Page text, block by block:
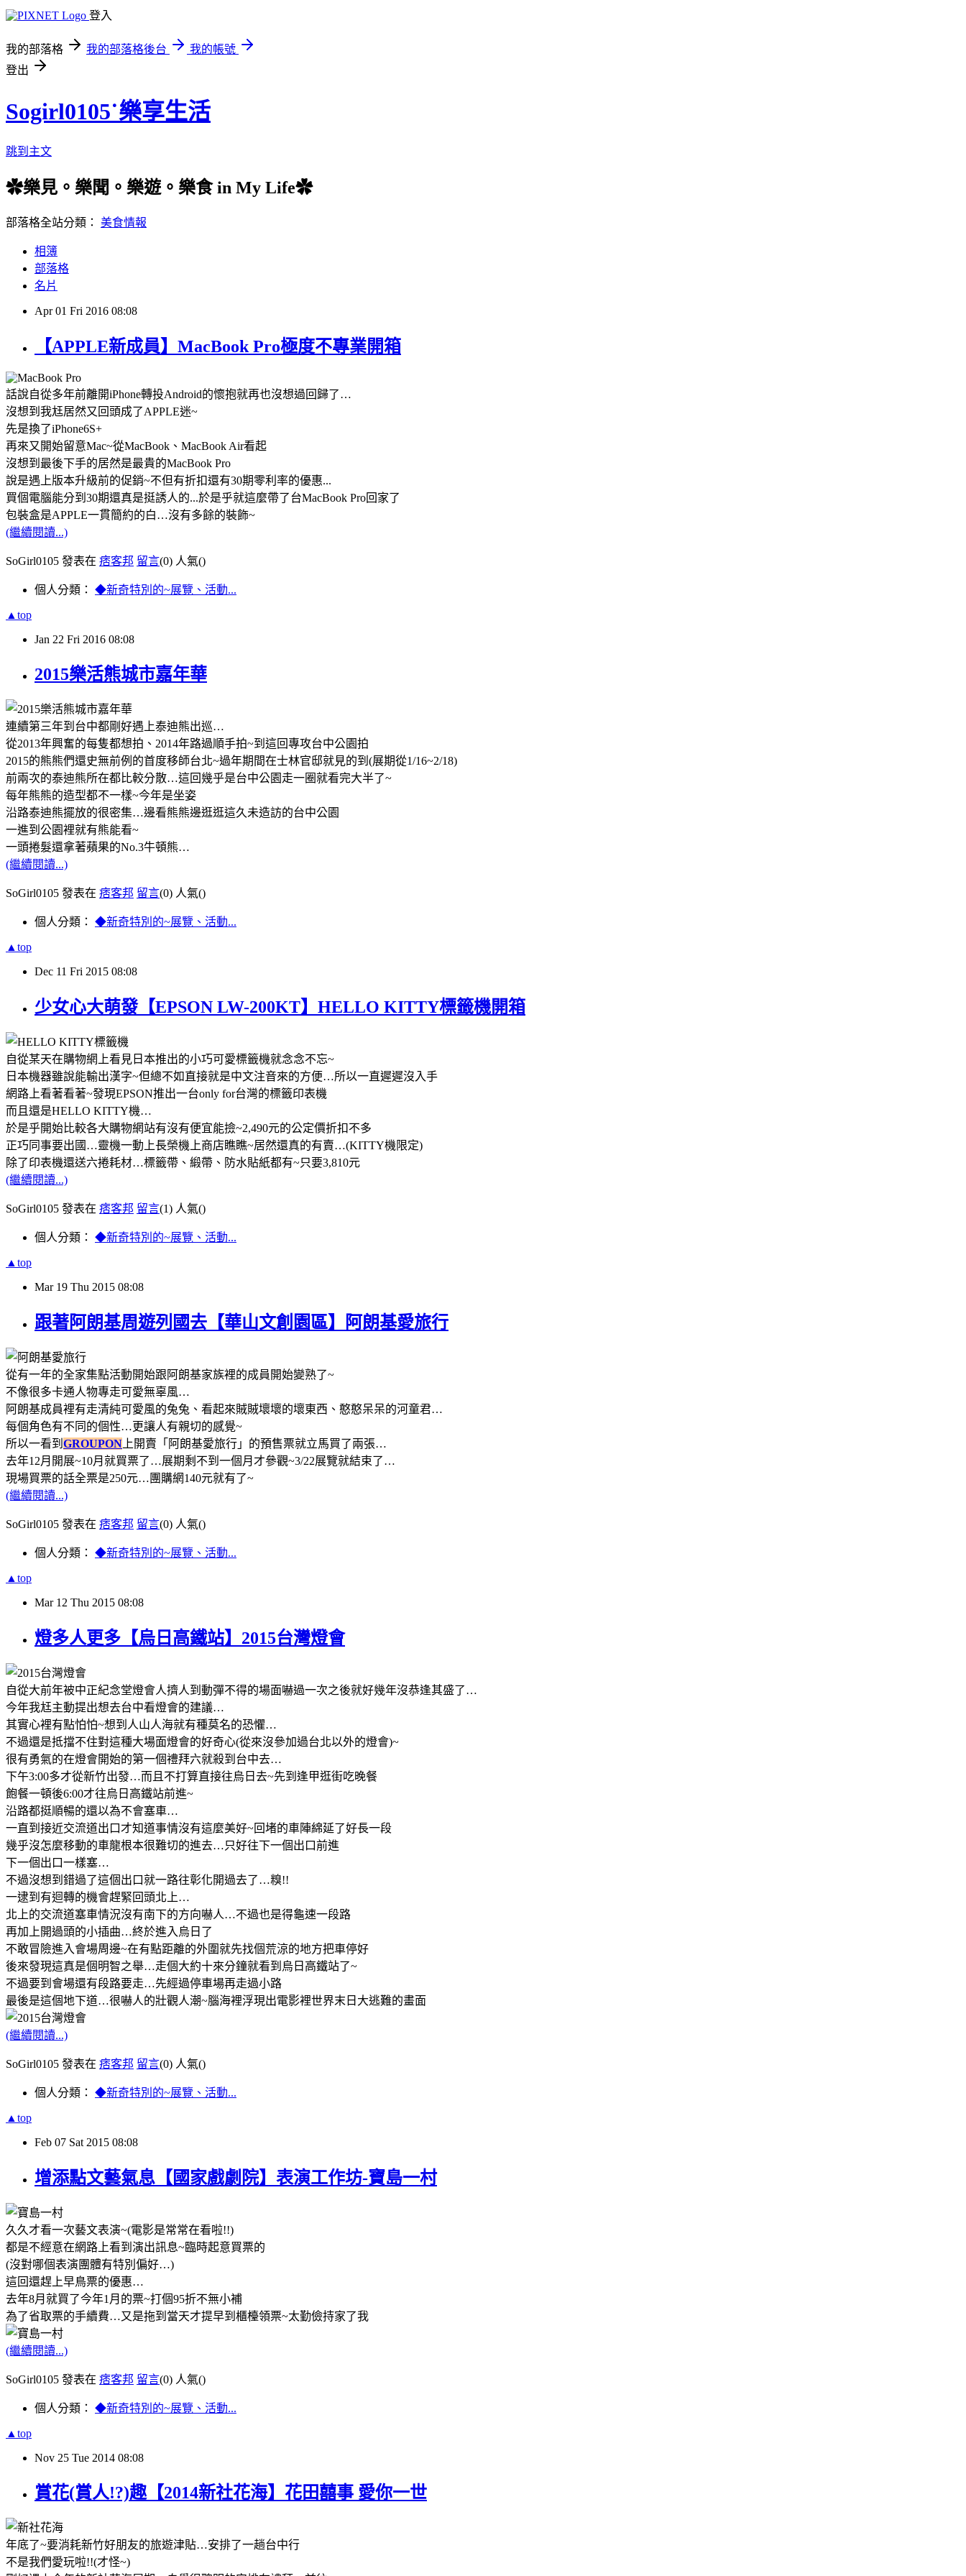
登入
我的部落格 我的部落格後台
我的帳號
登出
Sogirl0105˙樂享生活
跳到主文
✿樂見。樂聞。樂遊。樂食 in My Life✿
部落格全站分類： 美食情報
相簿
部落格
名片
Apr 01 Fri 2016 08:08
【APPLE新成員】MacBook Pro極度不專業開箱
話說自從多年前離開iPhone轉投Android的懷抱就再也沒想過回歸了…
沒想到我尪居然又回頭成了APPLE迷~
先是換了iPhone6S+
再來又開始留意Mac~從MacBook 、 MacBook Air看起
沒想到最後下手的居然是最貴的MacBook Pro
說是遇上版本升級前的促銷~不但有折扣還有30期零利率的優惠...
買個電腦能分到 30期還真是挺誘人的...於是乎就這麼帶了台MacBook Pro回家了
包裝盒是APPLE一貫簡約的白…沒有多餘的裝飾~
(繼續閱讀...)
SoGirl0105 發表在 痞客邦 留言(0) 人氣()
個人分類： ◆新奇特別的~展覽、活動...
▲top
Jan 22 Fri 2016 08:08
2015樂活熊城市嘉年華
連續第三年到台中都剛好遇上泰迪熊出巡…
從2013年興奮的每隻都想拍、 2014年路過順手拍~到這回專攻台中公園拍
2015的熊熊們還史無前例的首度移師台北~過年期間在士林官邸就見的到 (展期從1/16~2/18)
前兩次的泰迪熊所在都比較分散…這回幾乎是台中公園走一圈就看完大半了~
每年熊熊的造型都不一樣~今年是坐姿
沿路泰迪熊擺放的很密集…邊看熊熊邊逛逛這久未造訪的台中公園
一進到公園裡就有熊能看~
一頭捲髮還拿著蘋果的No.3牛頓熊…
(繼續閱讀...)
SoGirl0105 發表在 痞客邦 留言(0) 人氣()
個人分類： ◆新奇特別的~展覽、活動...
▲top
Dec 11 Fri 2015 08:08
少女心大萌發【EPSON LW-200KT】HELLO KITTY標籤機開箱
自從某天在購物網上看見日本推出的小巧可愛標籤機就念念不忘~
日本機器雖說能輸出漢字~但總不如直接就是中文注音來的方便…所以一直遲遲沒入手
網路上看著看著~發現EPSON推出一台only for台灣的標籤印表機
而且還是HELLO KITTY機…
於是乎開始比較各大購物網站有沒有便宜能撿~2,490元的公定價折扣不多
正巧同事要出國 …靈機一動上長榮機上商店瞧瞧~居然還真的有賣…(KITTY機限定)
除了印表機還送六捲耗材…標籤帶、緞帶、防水貼紙都有~只要3,810元
(繼續閱讀...)
SoGirl0105 發表在 痞客邦 留言(1) 人氣()
個人分類： ◆新奇特別的~展覽、活動...
▲top
Mar 19 Thu 2015 08:08
跟著阿朗基周遊列國去【華山文創園區】阿朗基愛旅行
從有一年的全家集點活動開始跟阿朗基家族裡的成員開始變熟了~
不像很多卡通人物專走可愛無辜風…
阿朗基成員裡有走清純可愛風的兔兔、 看起來賊賊壞壞的壞東西、憨憨呆呆的河童君…
每個角色有不同的個性…更讓人有親切的感覺~
所以一看到 GROUPON 上開賣「阿朗基愛旅行」的預售票就立馬買了兩張…
去年12月開展~10月就買票了…展期剩不到一個月才參觀~3/22展覽就結束了…
現場買票的話全票是250元… 團購網140元就有了~
(繼續閱讀...)
SoGirl0105 發表在 痞客邦 留言(0) 人氣()
個人分類： ◆新奇特別的~展覽、活動...
▲top
Mar 12 Thu 2015 08:08
燈多人更多【烏日高鐵站】2015台灣燈會
自從大前年被中正紀念堂燈會人擠人到動彈不得的場面嚇過一次之後就好幾年沒恭逢其盛了…
今年我尪主動提出想去台中看燈會的建議…
其實心裡有點怕怕~想到人山人海就有種莫名的恐懼…
不過還是抵擋不住對這種大場面燈會的好奇心(從來沒參加過台北以外的燈會)~
很有勇氣的在燈會開始的第一個禮拜六就殺到台中去…
下午3:00多才從新竹出發…而且不打算直接往烏日去~先到逢甲逛街吃晚餐
飽餐一頓後6:00才往烏日高鐵站前進~
沿路都挺順暢的還以為不會塞車…
一直到接近交流道出口才知道事情沒有這麼美好~回堵的車陣綿延了好長一段
幾乎沒怎麼移動的車龍根本很難切的進去…只好往下一個出口前進
下一個出口一樣塞…
不過沒想到錯過了這個出口就一路往彰化開過去了…糗!!
一逮到有迴轉的機會趕緊回頭北上…
北上的交流道塞車情況沒有南下的方向嚇人…不過也是得龜速一段路
再加上開過頭的小插曲…終於進入烏日了
不敢冒險進入會場周邊~在有點距離的外圍就先找個荒涼的地方把車停好
後來發現這真是個明智之舉…走個大約十來分鐘就看到烏日高鐵站了~
不過要到會場還有段路要走…先經過停車場再走過小路
最後是這個地下道…很嚇人的壯觀人潮~腦海裡浮現出電影裡世界末日大逃難的畫面
(繼續閱讀...)
SoGirl0105 發表在 痞客邦 留言(0) 人氣()
個人分類： ◆新奇特別的~展覽、活動...
▲top
Feb 07 Sat 2015 08:08
增添點文藝氣息【國家戲劇院】表演工作坊-寶島一村
久久才看一次藝文表演~(電影是常常在看啦!!)
都是不經意在網路上看到演出訊息~臨時起意買票的
(沒對哪個表演團體有特別偏好…)
這回還趕上早鳥票的優惠…
去年8月就買了今年1 月的票~打個95折不無小補
為了省取票的手續費…又是拖到當天才提早到櫃檯領票~太勤儉持家了我
(繼續閱讀...)
SoGirl0105 發表在 痞客邦 留言(0) 人氣()
個人分類： ◆新奇特別的~展覽、活動...
▲top
Nov 25 Tue 2014 08:08
賞花(賞人!?)趣【2014新社花海】花田囍事 愛你一世
年底了~要消耗新竹好朋友的旅遊津貼…安排了一趟台中行
不是我們愛玩啦!!(才怪~)